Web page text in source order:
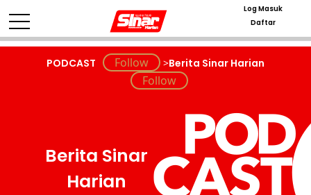
Log Masuk
Daftar
PODCAST >Berita Sinar Harian
Berita Sinar
Harian